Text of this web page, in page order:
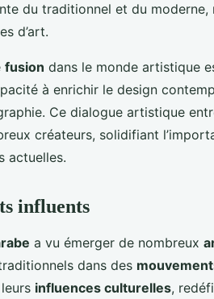
du traditionnel et du moderne,
d’art.
fusion dans le monde artistique
à enrichir le design
Ce dialogue artistique
créateurs, solidifiant
actuelles.
influents
a vu émerger de nombreux
dans des
influences culturelles,